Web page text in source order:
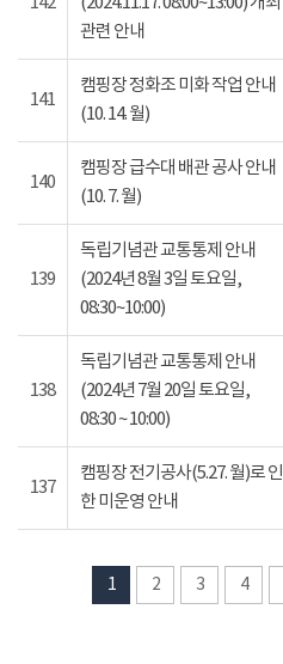
관련 안내
141
캠핑장 정화조 미화 작업 안내
(10. 14. 월)
140
캠핑장 급수대 배관 공사 안내
(10. 7. 월)
139
독립기념관 교통통제 안내
(2024년 8월 3일 토요일,
08:30~10:00)
138
독립기념관 교통통제 안내
(2024년 7월 20일 토요일,
08:30 ~ 10:00)
137
캠핑장 전기공사(5.27. 월)로 인
한 미운영 안내
1 2 3 4